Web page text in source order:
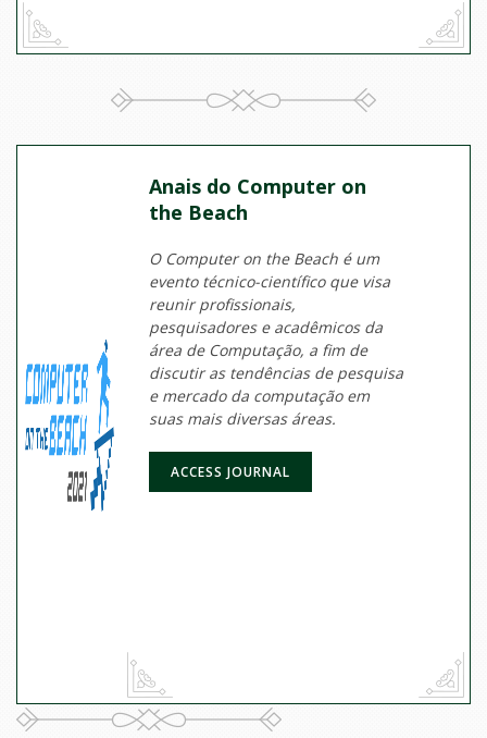
Anais do Computer on
the Beach
O Computer on the Beach é um
evento técnico-científico que visa
reunir profissionais,
pesquisadores e acadêmicos da
área de Computação, a fim de
discutir as tendências de pesquisa
e mercado da computação em
suas mais diversas áreas.
ACCESS JOURNAL